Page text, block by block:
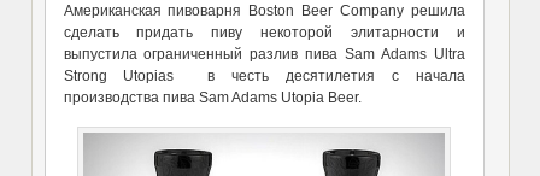
Американская пивоварня Boston Beer Company решила
сделать придать пиву некоторой элитарности и
выпустила ограниченный разлив пива Sam Adams Ultra
Strong Utopias в честь десятилетия с начала
производства пива Sam Adams Utopia Beer.